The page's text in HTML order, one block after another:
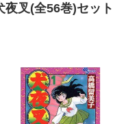
夜叉(全56巻)セット